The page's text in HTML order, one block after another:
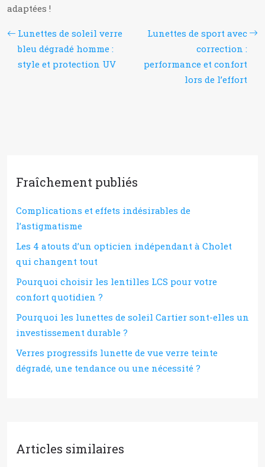
adaptées !
Lunettes de soleil verre
bleu dégradé homme :
style et protection UV
Lunettes de sport avec
correction :
performance et confort
lors de l’effort
Fraîchement publiés
Complications et effets indésirables de
l’astigmatisme
Les 4 atouts d’un opticien indépendant à Cholet
qui changent tout
Pourquoi choisir les lentilles LCS pour votre
confort quotidien ?
Pourquoi les lunettes de soleil Cartier sont-elles un
investissement durable ?
Verres progressifs lunette de vue verre teinte
dégradé, une tendance ou une nécessité ?
Articles similaires